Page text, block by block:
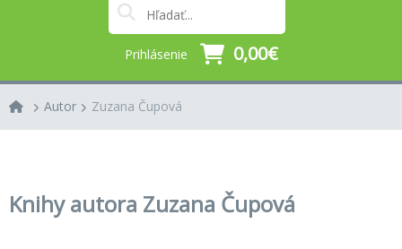
Prihlásenie 0,00€
Autor Zuzana Čupová
Knihy autora Zuzana Čupová